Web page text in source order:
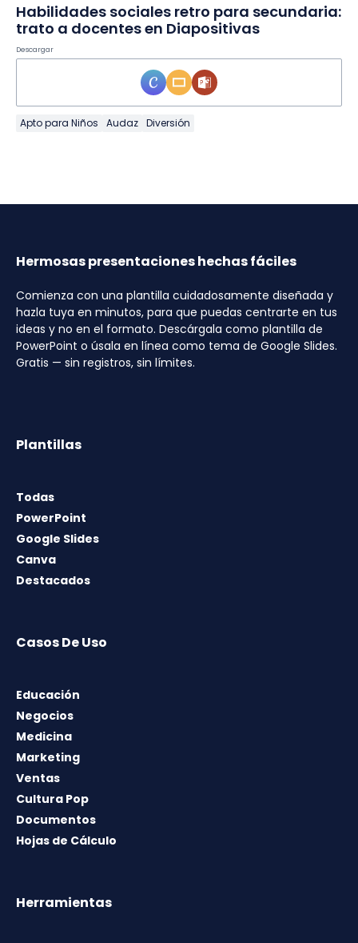
Habilidades sociales retro para secundaria:
trato a docentes en Diapositivas
Descargar
Apto para Niños Audaz Diversión
Hermosas presentaciones hechas fáciles
Comienza con una plantilla cuidadosamente diseñada y
hazla tuya en minutos, para que puedas centrarte en tus
ideas y no en el formato. Descárgala como plantilla de
PowerPoint o úsala en línea como tema de Google Slides.
Gratis — sin registros, sin límites.
Plantillas
Todas
PowerPoint
Google Slides
Canva
Destacados
Casos De Uso
Educación
Negocios
Medicina
Marketing
Ventas
Cultura Pop
Documentos
Hojas de Cálculo
Herramientas